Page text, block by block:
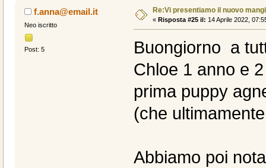
f.anna@email.it
Neo iscritto
Post: 5
Re:Vi presentiamo il nuovo
« Risposta #25 il: 14 Aprile 2022,
Buongiorno a
Chloe 1 anno e
prima puppy
(che
Abbiamo poi